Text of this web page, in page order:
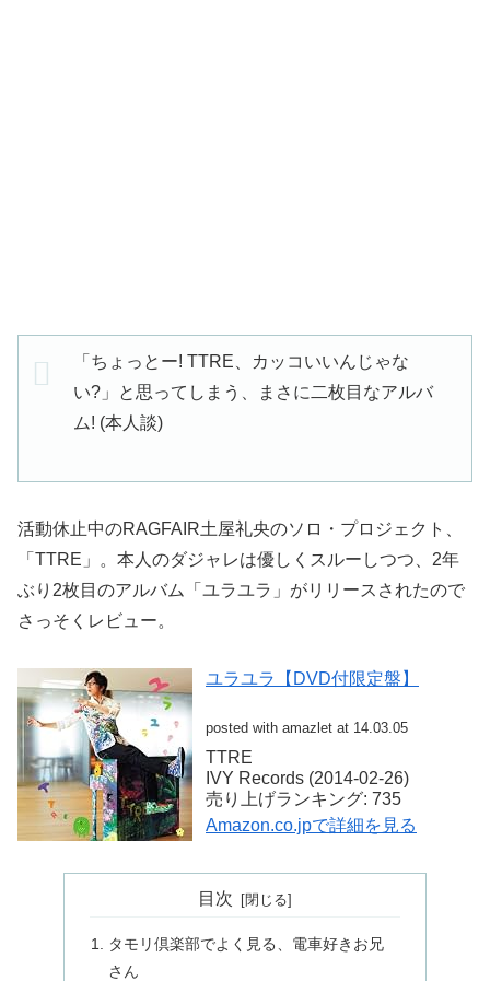
「ちょっとー! TTRE、カッコいいんじゃな
い?」と思ってしまう、まさに二枚目なアルバ
ム! (本人談)
活動休止中のRAGFAIR土屋礼央のソロ・プロジェクト、
「TTRE」。本人のダジャレは優しくスルーしつつ、2年
ぶり2枚目のアルバム「ユラユラ」がリリースされたので
さっそくレビュー。
ユラユラ【DVD付限定盤】
posted with amazlet at 14.03.05
TTRE
IVY Records (2014-02-26)
売り上げランキング: 735
Amazon.co.jpで詳細を見る
目次
タモリ倶楽部でよく見る、電車好きお兄
さん